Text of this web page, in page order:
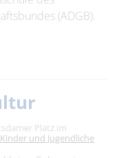
(ADGB).
Platz im
Kinder und Jugendliche